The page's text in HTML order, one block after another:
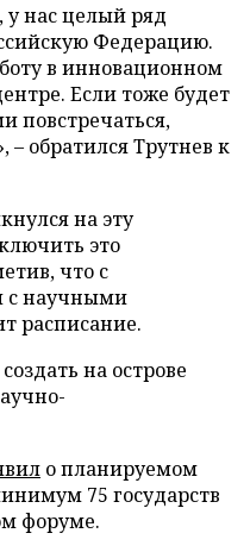
нас целый ряд
Федерацию.
в инновационном
Если тоже будет
повстречаться,
– обратился Трутнев к
на эту
это
что с
с научными
расписание.
создать на острове
о планируемом
75 государств
форуме.